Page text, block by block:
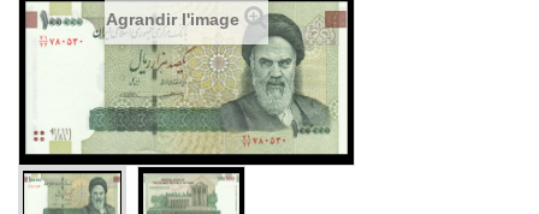
Agrandir l'image